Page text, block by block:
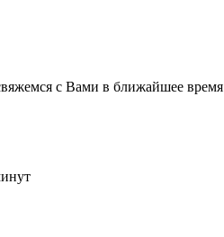
с Вами в ближайшее время